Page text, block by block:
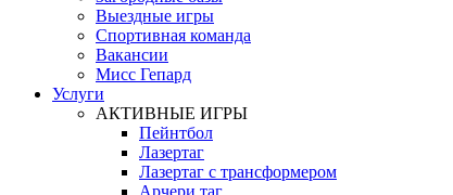
Выездные игры
Спортивная команда
Вакансии
Мисс Гепард
Услуги
АКТИВНЫЕ ИГРЫ
Пейнтбол
Лазертаг
Лазертаг с трансформером
Арчери таг